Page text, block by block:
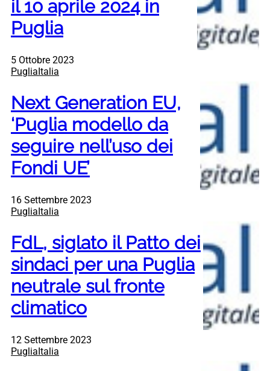
il 10 aprile 2024 in
Puglia
5 Ottobre 2023
PugliaItalia
Next Generation EU,
‘Puglia modello da
seguire nell’uso dei
Fondi UE’
16 Settembre 2023
PugliaItalia
FdL, siglato il Patto dei
sindaci per una Puglia
neutrale sul fronte
climatico
12 Settembre 2023
PugliaItalia